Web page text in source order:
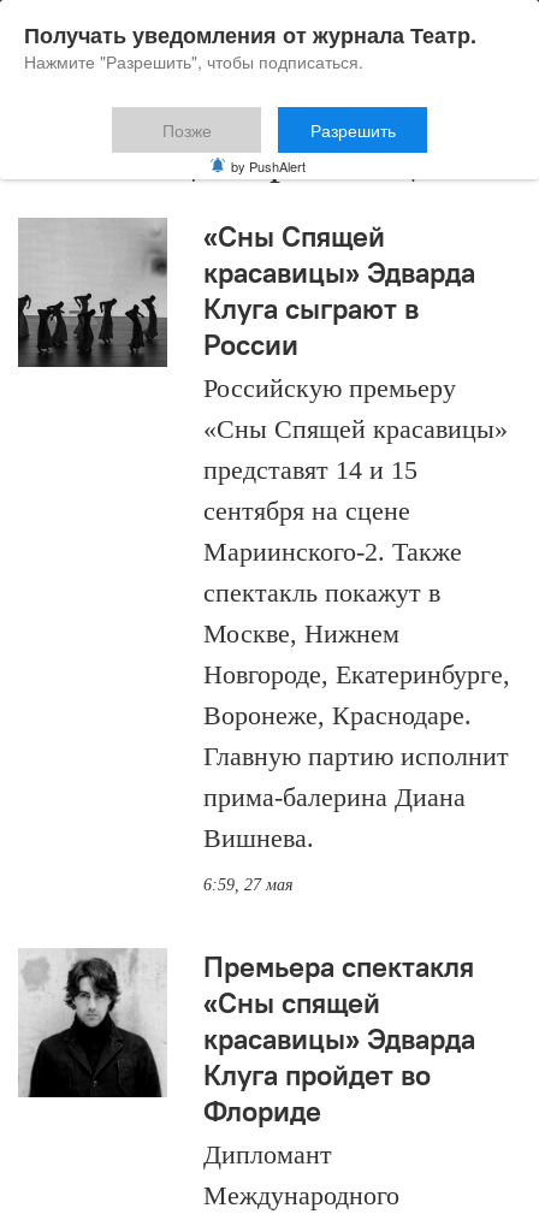
сны спящей красавицы
«Сны Спящей
красавицы» Эдварда
Клуга сыграют в
России
Российскую премьеру
«Сны Спящей красавицы»
представят 14 и 15
сентября на сцене
Мариинского-2. Также
спектакль покажут в
Москве, Нижнем
Новгороде, Екатеринбурге,
Воронеже, Краснодаре.
Главную партию исполнит
прима-балерина Диана
Вишнева.
6:59, 27 мая
Премьера спектакля
«Сны спящей
красавицы» Эдварда
Клуга пройдет во
Флориде
Дипломант
Международного
Получать уведомления от журнала Театр.
Нажмите "Разрешить", чтобы подписаться.
Позже Разрешить
by PushAlert